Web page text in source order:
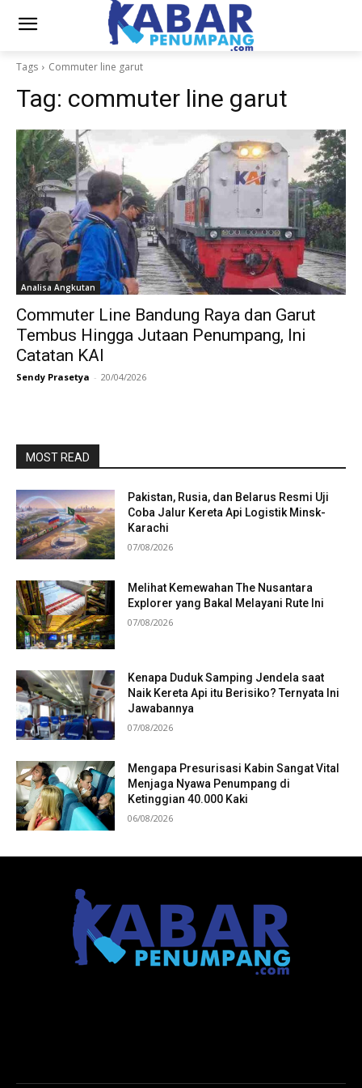
Tags Commuter line garut
Tag: commuter line garut
Analisa Angkutan
Commuter Line Bandung Raya dan Garut
Tembus Hingga Jutaan Penumpang, Ini
Catatan KAI
Sendy Prasetya - 20/04/2026
MOST READ
Pakistan, Rusia, dan Belarus Resmi Uji
Coba Jalur Kereta Api Logistik Minsk-
Karachi
07/08/2026
Melihat Kemewahan The Nusantara
Explorer yang Bakal Melayani Rute Ini
07/08/2026
Kenapa Duduk Samping Jendela saat
Naik Kereta Api itu Berisiko? Ternyata Ini
Jawabannya
07/08/2026
Mengapa Presurisasi Kabin Sangat Vital
Menjaga Nyawa Penumpang di
Ketinggian 40.000 Kaki
06/08/2026